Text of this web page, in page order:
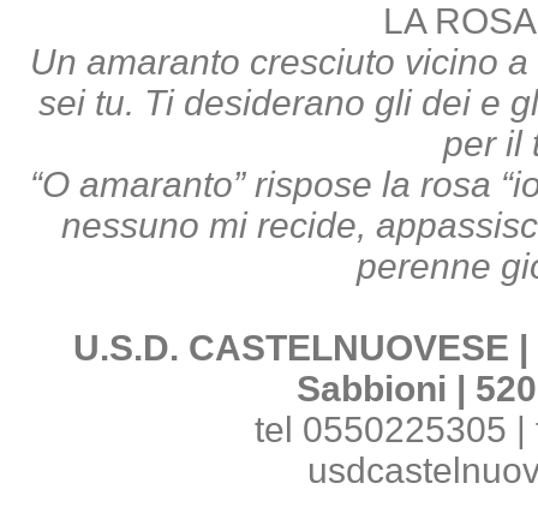
LA
Un amaranto cresciuto vicino
sei tu. Ti desiderano gli dei e
per il
“O amaranto” rispose la rosa
nessuno mi recide,
perenne
U.S.D.
Sabbioni |
tel 0550225305